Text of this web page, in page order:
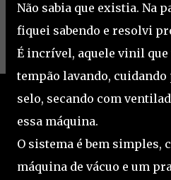
Não sabia que existia. Na
fiquei sabendo e resolvi
É incrível, aquele vinil que
tempão lavando,
selo, secando com
essa máquina.
O sistema é bem simples,
máquina de vácuo e um